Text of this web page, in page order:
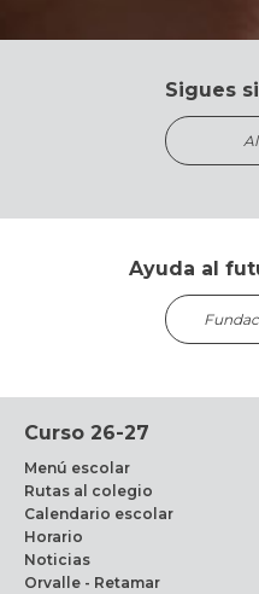
Sigues
Ayuda al
Curso 26-27
Menú escolar
Rutas al colegio
Calendario escolar
Horario
Noticias
Orvalle - Retamar